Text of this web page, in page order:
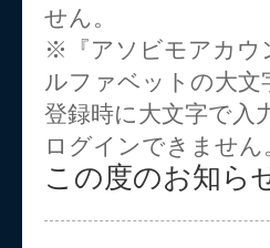
せん。
※『アソビモアカウ
ルファベットの大
登録時に大文字で入
ログインできません
この度のお知ら